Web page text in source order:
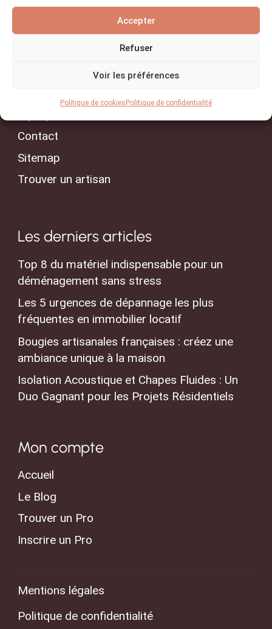
Accepter
Refuser
Voir les préférences
Politique de cookies Politique de confidentialité
Contact
Sitemap
Trouver un artisan
Les derniers articles
Top 8 du matériel indispensable pour un
déménagement sans stress
Les 5 urgences de dépannage les plus
fréquentes en immobilier locatif
Bougies artisanales françaises : créez une
ambiance unique à la maison
Isolation Acoustique et Chapes Fluides : Un
Duo Gagnant pour les Projets Résidentiels
Mon compte
Accueil
Le Blog
Trouver un Pro
Inscrire un Pro
Mentions légales
Politique de confidentialité